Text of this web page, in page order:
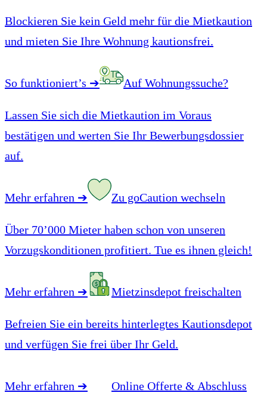
Blockieren Sie kein Geld mehr für die Mietkaution
und mieten Sie Ihre Wohnung kautionsfrei.
So funktioniert’s ➔ Auf Wohnungssuche?
Lassen Sie sich die Mietkaution im Voraus
bestätigen und werten Sie Ihr Bewerbungsdossier
auf.
Mehr erfahren ➔ Zu goCaution wechseln
Über 70’000 Mieter haben schon von unseren
Vorzugskonditionen profitiert. Tue es ihnen gleich!
Mehr erfahren ➔ Mietzinsdepot freischalten
Befreien Sie ein bereits hinterlegtes Kautionsdepot
und verfügen Sie frei über Ihr Geld.
Mehr erfahren ➔ Online Offerte & Abschluss